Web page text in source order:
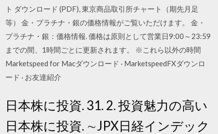
ト ダウンロード (PDF), 東京商品取引所チャート（期先月足
等） 金・プラチナ・銀の価格情報がご覧いただけます。 金・
プラチナ・銀：価格情報. 価格は原則として営業日9:00～23:59
までの間、1時間ごとに更新されます。 ※これら以外の時間
Marketspeed for Macダウンロード · MarketspeedFXダウンロ
ード · お友達紹介
日本株に投資. 31. 2. 投資魅力の高い
日本株に投資. ∼JPX日経インデック